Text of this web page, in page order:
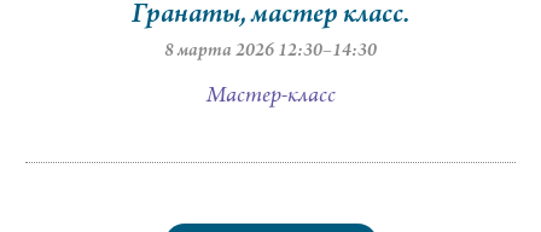
Гранаты, мастер класс.
8 марта 2026 12:30–14:30
Мастер-класс